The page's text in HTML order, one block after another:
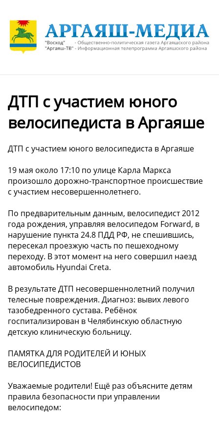
ДТП с участием юного
велосипедиста в Аргаяше
ДТП с участием юного велосипедиста в Аргаяше
19 мая около 17:10 по улице Карла Маркса
произошло дорожно-транспортное происшествие
с участием несовершеннолетнего.
По предварительным данным, велосипедист 2012
года рождения, управляя велосипедом Forward, в
нарушение пункта 24.8 ПДД РФ, не спешившись,
пересекал проезжую часть по пешеходному
переходу. В этот момент на него совершил наезд
автомобиль Hyundai Creta.
В результате ДТП несовершеннолетний получил
телесные повреждения. Диагноз: вывих левого
тазобедренного сустава. Ребёнок
госпитализирован в Челябинскую областную
детскую клиническую больницу.
ПАМЯТКА ДЛЯ РОДИТЕЛЕЙ И ЮНЫХ
ВЕЛОСИПЕДИСТОВ
Уважаемые родители! Ещё раз объясните детям
правила безопасности при управлении
велосипедом: